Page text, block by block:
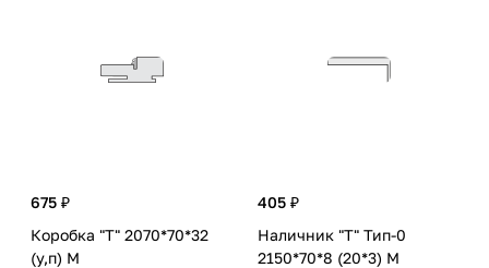
675 ₽
Коробка "Т" 2070*70*32
(у,п) М
405 ₽
Наличник "Т" Тип-0
2150*70*8 (20*3) М